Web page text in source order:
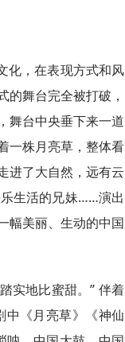
化，在表现方式和风
舞台完全被打破，
舞台中央垂下来一道
一株月亮草，整体看
进了大自然，远有云
生活的兄妹……演出
幅美丽、生动的中国
实地比蜜甜。” 伴着
中《月亮草》《神仙